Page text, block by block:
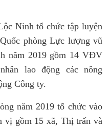
Ninh tổ chức tập luyện
phòng Lực lượng vũ
năm 2019 gồm 14 VĐV
lao động các nông
Công ty.
năm 2019 tổ chức vào
vị gồm 15 xã, Thị trấn và